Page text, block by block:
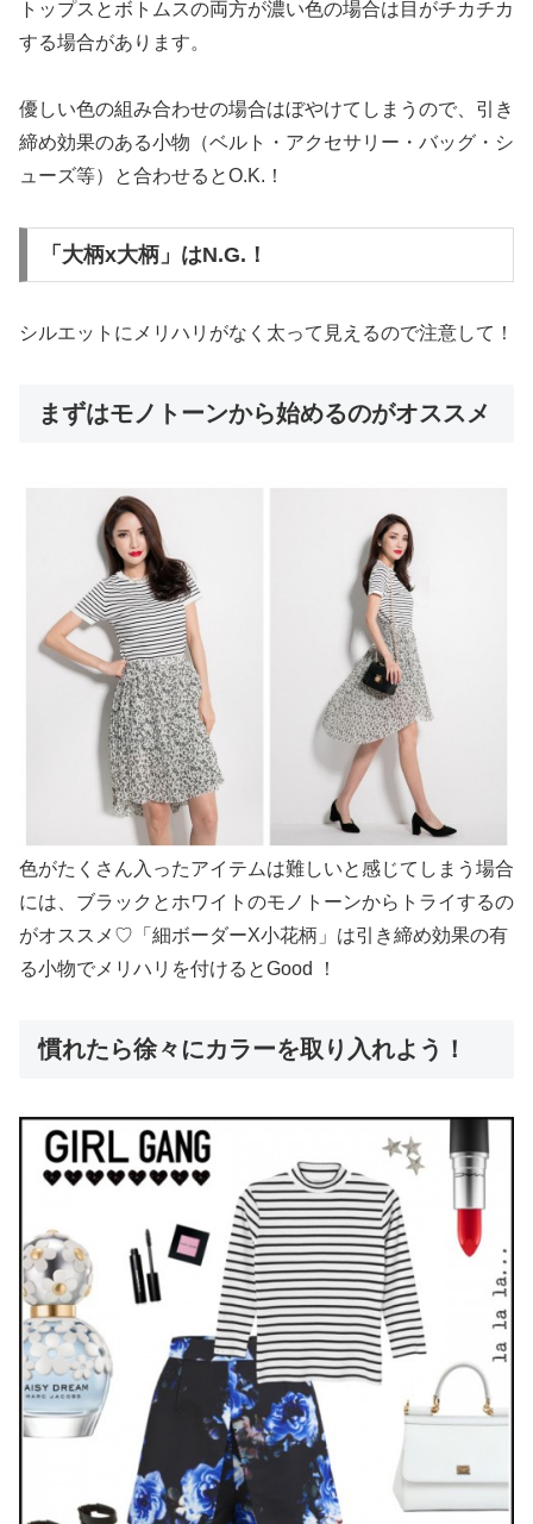
トップスとボトムスの両方が濃い色の場合は目がチカチカ
する場合があります。
優しい色の組み合わせの場合はぼやけてしまうので、引き
締め効果のある小物（ベルト・アクセサリー・バッグ・シ
ューズ等）と合わせるとO.K.！
「大柄x大柄」はN.G.！
シルエットにメリハリがなく太って見えるので注意して！
まずはモノトーンから始めるのがオススメ
色がたくさん入ったアイテムは難しいと感じてしまう場合
には、ブラックとホワイトのモノトーンからトライするの
がオススメ♡「細ボーダーX小花柄」は引き締め効果の有
る小物でメリハリを付けるとGood ！
慣れたら徐々にカラーを取り入れよう！